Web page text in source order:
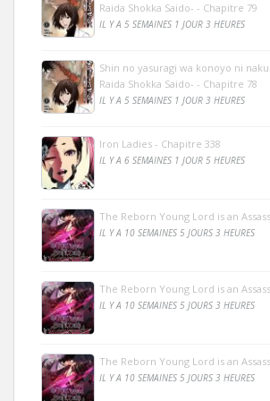
Raida Shokka Saido- - Chapitre 79
IL Y A 5 SEMAINES 1 JOUR 3 HEURES
Shin no yasuragi wa konoyo ni
Raida Shokka Saido- - Chapitre 78
IL Y A 5 SEMAINES 1 JOUR 3 HEURES
Iron Ladies - Chapitre 338
IL Y A 6 SEMAINES 1 JOUR 5 HEURES
The Reborn Young Lord is an
IL Y A 10 SEMAINES 5 JOURS 3 HEURES
The Reborn Young Lord is an
IL Y A 10 SEMAINES 5 JOURS 3 HEURES
The Reborn Young Lord is an
IL Y A 10 SEMAINES 5 JOURS 3 HEURES